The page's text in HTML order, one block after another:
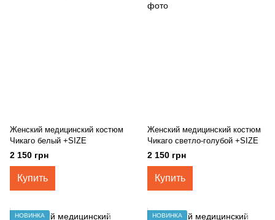
Женский медицинский костюм
Чикаго белый +SIZE
2 150 грн
Купить
Женский медицинский костюм
Чикаго светло-голубой +SIZE
2 150 грн
Купить
НОВИНКА НОВИНКА